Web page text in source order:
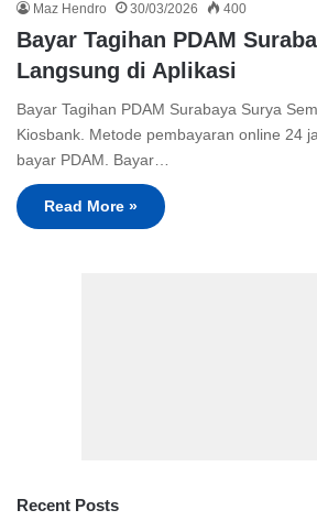
Maz Hendro 30/03/2026 400
Bayar Tagihan PDAM
Langsung di Aplikasi
Bayar Tagihan PDAM Surabaya Surya
Kiosbank. Metode pembayaran online 24
bayar PDAM. Bayar…
Read More »
Recent Posts